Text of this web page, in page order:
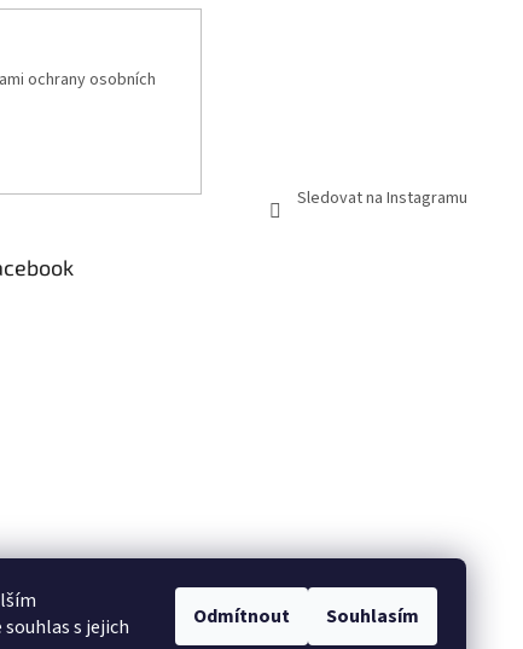
s jejich
Odmítnout Souhlasím
ochrany osobních
Sledovat na Instagramu